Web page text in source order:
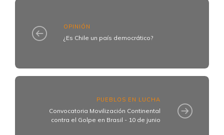
OPINIÓN
¿Es Chile un país democrático?
PUEBLOS EN LUCHA
Convocatoria Movilización Continental
contra el Golpe en Brasil - 10 de junio